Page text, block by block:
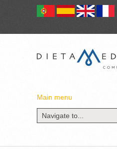
Main menu